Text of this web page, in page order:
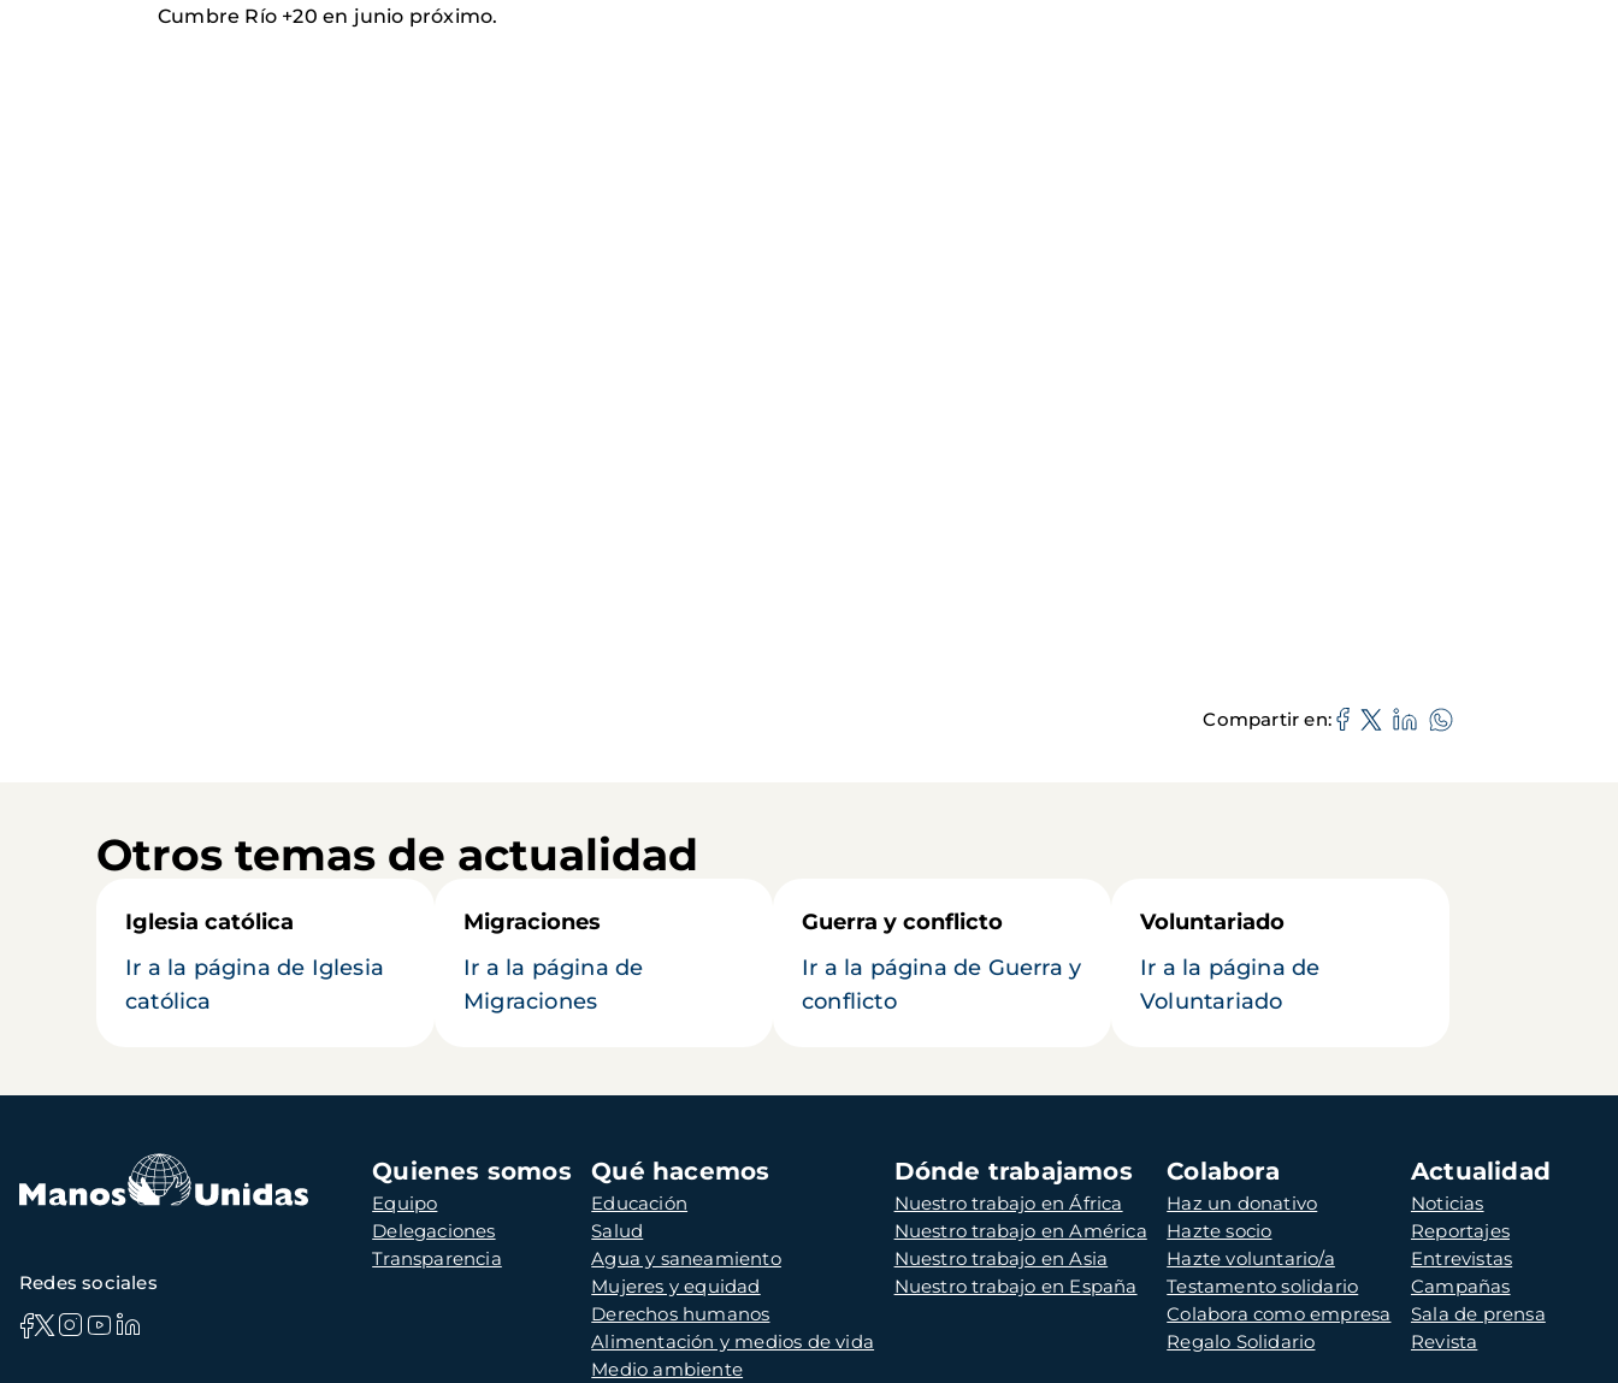
Cumbre Río +20 en junio próximo.
Compartir en
Otros temas de actualidad
Iglesia católica
Ir a la página de Iglesia
católica
Migraciones
Ir a la página de
Migraciones
Guerra y conflicto
Ir a la página de Guerra y
conflicto
Voluntariado
Ir a la página de
Voluntariado
Navegación
principal
Quienes somos
Equipo
Delegaciones
Transparencia
Qué hacemos
Educación
Salud
Agua y saneamiento
Mujeres y equidad
Derechos humanos
Alimentación y medios de vida
Medio ambiente
Dónde trabajamos
Nuestro trabajo en África
Nuestro trabajo en América
Nuestro trabajo en Asia
Nuestro trabajo en España
Colabora
Haz un donativo
Hazte socio
Hazte voluntario/a
Testamento solidario
Colabora como empresa
Regalo Solidario
Actualidad
Noticias
Reportajes
Entrevistas
Campañas
Sala de prensa
Revista
Redes sociales